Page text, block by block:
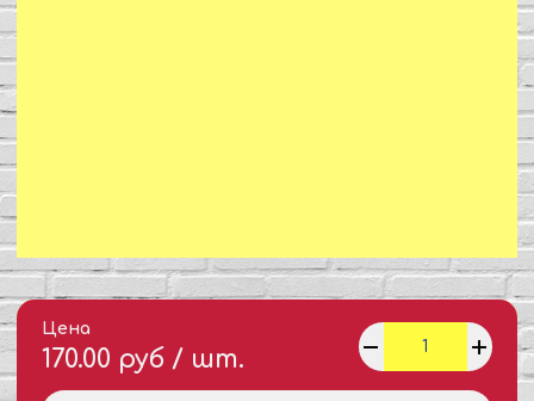
Цена
170.00 руб / шт.